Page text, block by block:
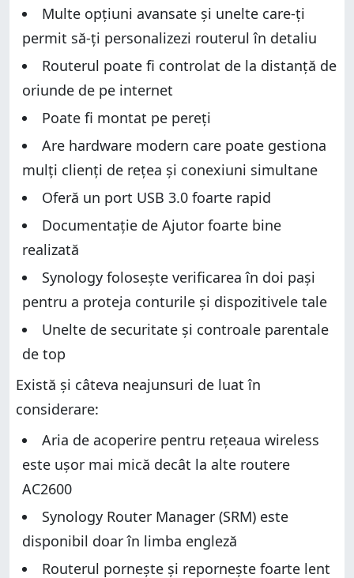
Multe opțiuni avansate și unelte care-ți
permit să-ți personalizezi routerul în detaliu
Routerul poate fi controlat de la distanță de
oriunde de pe internet
Poate fi montat pe pereți
Are hardware modern care poate gestiona
mulți clienți de rețea și conexiuni simultane
Oferă un port USB 3.0 foarte rapid
Documentație de Ajutor foarte bine
realizată
Synology folosește verificarea în doi pași
pentru a proteja conturile și dispozitivele tale
Unelte de securitate și controale parentale
de top
Există și câteva neajunsuri de luat în
considerare:
Aria de acoperire pentru rețeaua wireless
este ușor mai mică decât la alte routere
AC2600
Synology Router Manager (SRM) este
disponibil doar în limba engleză
Routerul pornește și repornește foarte lent